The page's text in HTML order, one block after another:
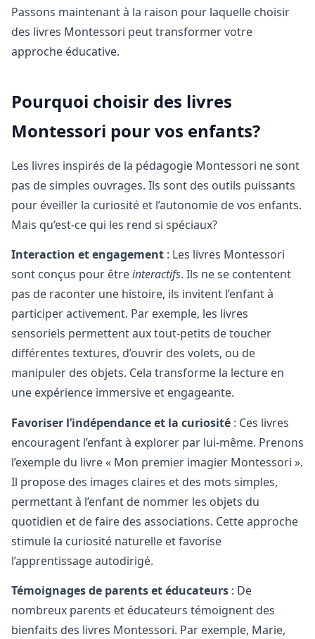
Passons maintenant à la raison pour laquelle choisir
des livres Montessori peut transformer votre
approche éducative.
Pourquoi choisir des livres
Montessori pour vos enfants?
Les livres inspirés de la pédagogie Montessori ne sont
pas de simples ouvrages. Ils sont des outils puissants
pour éveiller la curiosité et l’autonomie de vos enfants.
Mais qu’est-ce qui les rend si spéciaux?
Interaction et engagement : Les livres Montessori
sont conçus pour êtreinteractifs. Ils ne se contentent
pas de raconter une histoire, ils invitent l’enfant à
participer activement. Par exemple, les livres
sensoriels permettent aux tout-petits de toucher
différentes textures, d’ouvrir des volets, ou de
manipuler des objets. Cela transforme la lecture en
une expérience immersive et engageante.
Favoriser l’indépendance et la curiosité : Ces livres
encouragent l’enfant à explorer par lui-même. Prenons
l’exemple du livre « Mon premier imagier Montessori ».
Il propose des images claires et des mots simples,
permettant à l’enfant de nommer les objets du
quotidien et de faire des associations. Cette approche
stimule la curiosité naturelle et favorise
l’apprentissage autodirigé.
Témoignages de parents et éducateurs : De
nombreux parents et éducateurs témoignent des
bienfaits des livres Montessori. Par exemple, Marie,